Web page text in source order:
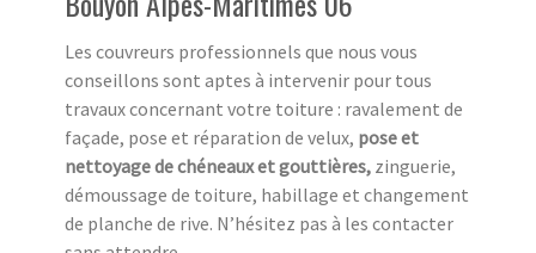
Les couvreurs professionnels que nous vous
conseillons sont aptes à intervenir pour tous
travaux concernant votre toiture : ravalement de
façade, pose et réparation de velux, pose et
nettoyage de chéneaux et gouttières, zinguerie,
démoussage de toiture, habillage et changement
de planche de rive. N’hésitez pas à les contacter